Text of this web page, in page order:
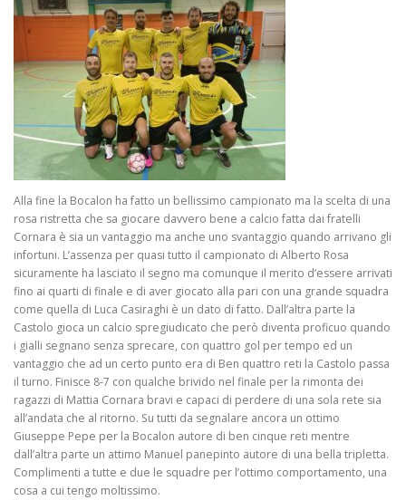
Alla fine la Bocalon ha fatto un bellissimo campionato ma la scelta di una
rosa ristretta che sa giocare davvero bene a calcio fatta dai fratelli
Cornara è sia un vantaggio ma anche uno svantaggio quando arrivano gli
infortuni. L’assenza per quasi tutto il campionato di Alberto Rosa
sicuramente ha lasciato il segno ma comunque il merito d’essere arrivati
fino ai quarti di finale e di aver giocato alla pari con una grande squadra
come quella di Luca Casiraghi è un dato di fatto. Dall’altra parte la
Castolo gioca un calcio spregiudicato che però diventa proficuo quando
i gialli segnano senza sprecare, con quattro gol per tempo ed un
vantaggio che ad un certo punto era di Ben quattro reti la Castolo passa
il turno. Finisce 8-7 con qualche brivido nel finale per la rimonta dei
ragazzi di Mattia Cornara bravi e capaci di perdere di una sola rete sia
all’andata che al ritorno. Su tutti da segnalare ancora un ottimo
Giuseppe Pepe per la Bocalon autore di ben cinque reti mentre
dall’altra parte un attimo Manuel panepinto autore di una bella tripletta.
Complimenti a tutte e due le squadre per l’ottimo comportamento, una
cosa a cui tengo moltissimo.